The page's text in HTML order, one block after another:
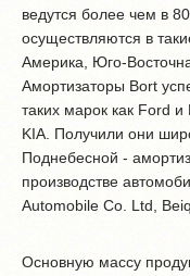
ведутся более чем в
осуществляются в
Америка, Юго-
Амортизаторы Bort
таких марок как Ford
KIA. Получили они
Поднебесной -
производстве
Automobile Co. Ltd,
Основную массу